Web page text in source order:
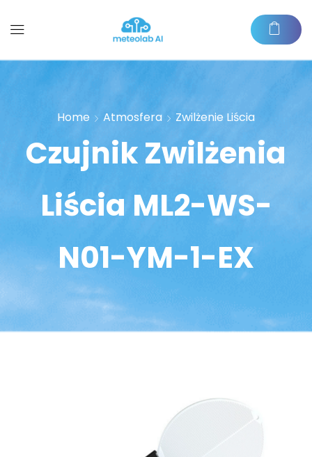
Home Atmosfera Zwilżenie Liścia
Czujnik Zwilżenia
Liścia ML2-WS-
N01-YM-1-EX